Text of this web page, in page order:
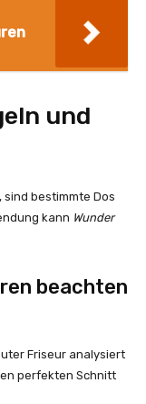
und
bestimmte Dos
kann Wunder
beachten
Friseur analysiert
perfekten Schnitt